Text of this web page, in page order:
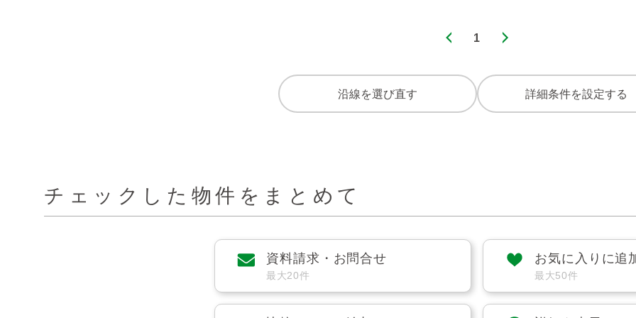
1
沿線を選び直す 詳細条件を設定する
チェックした物件をまとめて
資料請求・お問合せ
最大20件
お気に入りに追
最大50件